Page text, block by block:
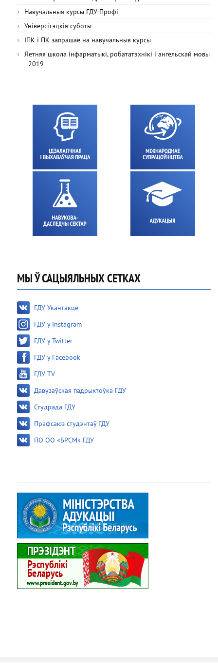
Навучальныя курсы ГДУ-Профі
Універсітэцкія суботы
ІПК і ПК запрашае на навучальныя курсы
Летняя школа інфарматыкі, робататэхнікі і ангельскай мовы
- 2019
МЫ Ў САЦЫЯЛЬНЫХ СЕТКАХ
ГДУ Укантакце
ГДУ у Instagram
ГДУ у Twitter
ГДУ у Facebook
ГДУ TV
Давузаўская падрыхтоўка ГДУ
Студрада ГДУ
Прафсаюз студэнтаў ГДУ
ПО ОО «БРСМ» ГДУ